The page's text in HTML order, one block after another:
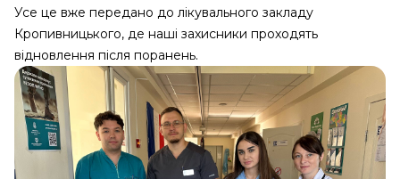
Усе це вже передано до лікувального закладу
Кропивницького, де наші захисники проходять
відновлення після поранень.